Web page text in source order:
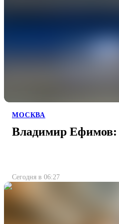
МОСКВА
Владимир Ефимов:
Сегодня в 06:27